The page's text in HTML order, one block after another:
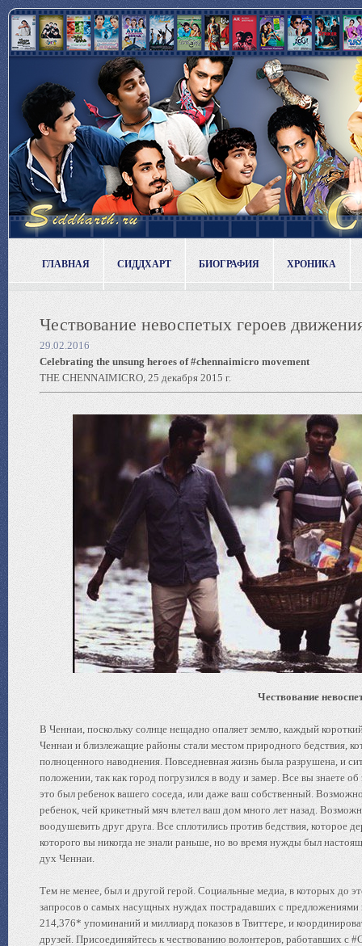
ГЛАВНАЯ СИДДХАРТ БИОГРАФИЯ ХРОНИКА
Чествование невоспетых героев
29.02.2016
Celebrating the unsung heroes of #chennaimicro movement
THE CHENNAIMICRO, 25 декабря 2015 г.
Чествование
В Ченнаи, поскольку солнце нещадно опаляет землю, каждый
Ченнаи и близлежащие районы стали местом природного бедствия,
полноценного наводнения. Повседневная жизнь была разрушена, и
положении, так как город погрузился в воду и замер. Все вы знаете
это был ребенок вашего соседа, или даже ваш собственный.
ребенок, чей крикетный мяч влетел ваш дом много лет назад.
воодушевить друг друга. Все сплотились против бедствия,
которого вы никогда не знали раньше, но во время нужды был
дух Ченнаи.
Тем не менее, был и другой герой. Социальные медиа, в которых до
запросов о самых насущных нуждах пострадавших с
214,376* упоминаний и миллиард показов в Твиттере, и
друзей. Присоединяйтесь к чествованию волонтеров, работавших